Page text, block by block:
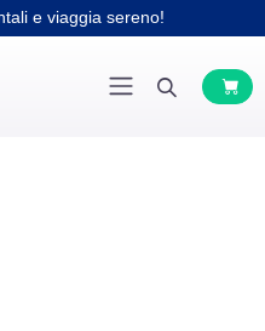
e viaggia sereno!